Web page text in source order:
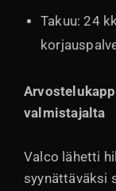
Takuu: 24
valmistajalta
Valco lähetti
syynättäväksi